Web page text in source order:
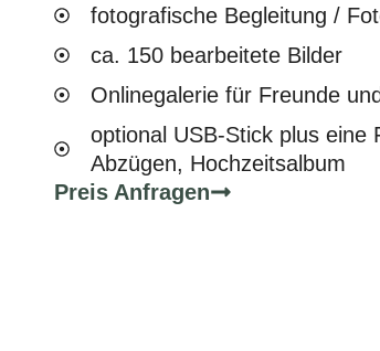
fotografische Begleitung /
ca. 150 bearbeitete Bilder
Onlinegalerie für Freunde
optional USB-Stick plus eine
Abzügen, Hochzeitsalbum
Preis Anfragen